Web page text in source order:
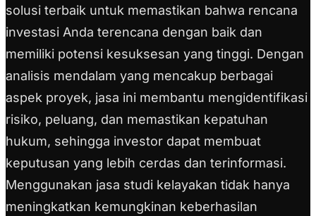
solusi terbaik untuk memastikan bahwa rencana
investasi Anda terencana dengan baik dan
memiliki potensi kesuksesan yang tinggi. Dengan
analisis mendalam yang mencakup berbagai
aspek proyek, jasa ini membantu mengidentifikasi
risiko, peluang, dan memastikan kepatuhan
hukum, sehingga investor dapat membuat
keputusan yang lebih cerdas dan terinformasi.
Menggunakan jasa studi kelayakan tidak hanya
meningkatkan kemungkinan keberhasilan